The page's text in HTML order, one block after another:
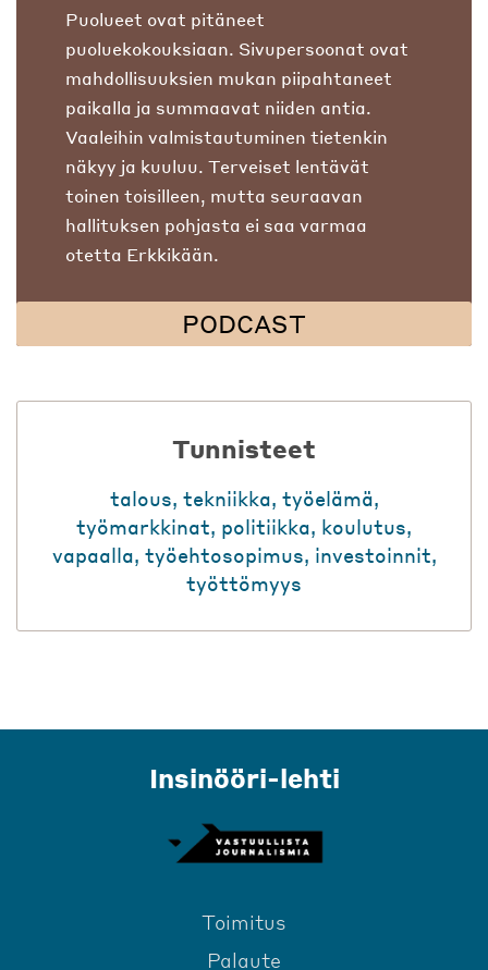
Puolueet ovat pitäneet
puoluekokouksiaan. Sivupersoonat ovat
mahdollisuuksien mukan piipahtaneet
paikalla ja summaavat niiden antia.
Vaaleihin valmistautuminen tietenkin
näkyy ja kuuluu. Terveiset lentävät
toinen toisilleen, mutta seuraavan
hallituksen pohjasta ei saa varmaa
otetta Erkkikään.
PODCAST
Tunnisteet
talous, tekniikka, työelämä,
työmarkkinat, politiikka, koulutus,
vapaalla, työehtosopimus, investoinnit,
työttömyys
Insinööri-lehti
Toimitus
Palaute